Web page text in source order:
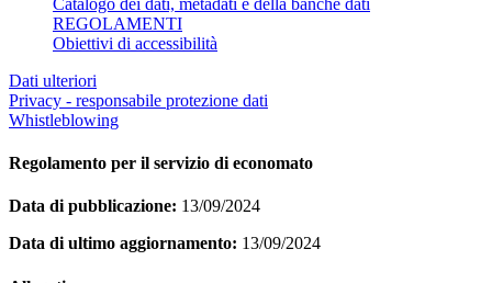
REGOLAMENTI
Obiettivi di accessibilità
Dati ulteriori
Privacy - responsabile protezione dati
Whistleblowing
Regolamento per il servizio di economato
Data di pubblicazione: 13/09/2024
Data di ultimo aggiornamento: 13/09/2024